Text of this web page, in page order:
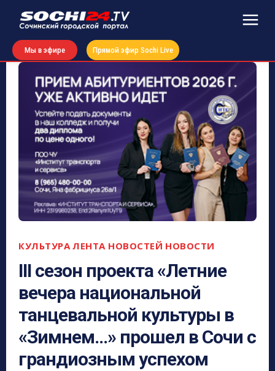
Мы в эфире Прямой эфир Sochi Live
КУЛЬТУРА ЛЕНТА НОВОСТЕЙ НОВОСТИ
III сезон проекта «Летние
вечера национальной
танцевальной культуры в
«Зимнем…» прошел в Сочи с
грандиозным успехом